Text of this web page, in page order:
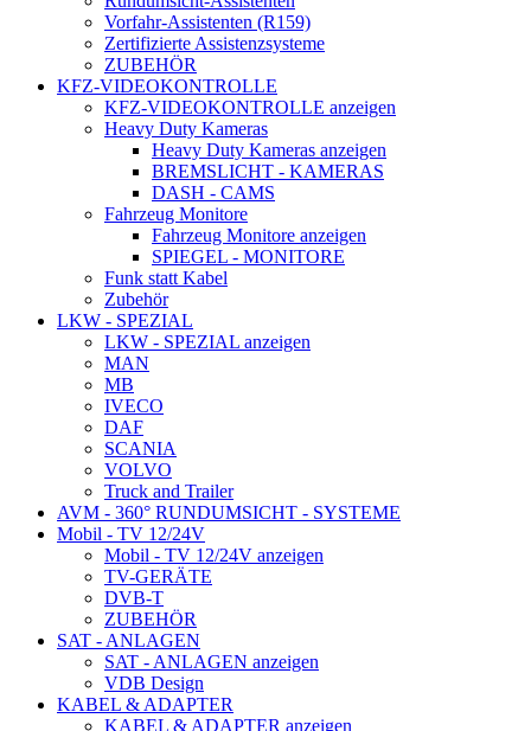
Vorfahr-Assistenten (R159)
Zertifizierte Assistenzsysteme
ZUBEHÖR
KFZ-VIDEOKONTROLLE
KFZ-VIDEOKONTROLLE anzeigen
Heavy Duty Kameras
Heavy Duty Kameras anzeigen
BREMSLICHT - KAMERAS
DASH - CAMS
Fahrzeug Monitore
Fahrzeug Monitore anzeigen
SPIEGEL - MONITORE
Funk statt Kabel
Zubehör
LKW - SPEZIAL
LKW - SPEZIAL anzeigen
MAN
MB
IVECO
DAF
SCANIA
VOLVO
Truck and Trailer
AVM - 360° RUNDUMSICHT - SYSTEME
Mobil - TV 12/24V
Mobil - TV 12/24V anzeigen
TV-GERÄTE
DVB-T
ZUBEHÖR
SAT - ANLAGEN
SAT - ANLAGEN anzeigen
VDB Design
KABEL & ADAPTER
KABEL & ADAPTER anzeigen